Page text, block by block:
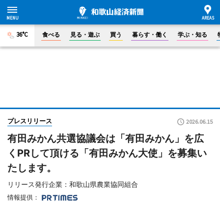
36°C 食べる 見る・遊ぶ 買う 暮らす・働く 学ぶ・知る
プレスリリース 2026.06.15
有田みかん共選協議会は「有田みかん」を広
くPRして頂ける「有田みかん大使」を募集い
たします。
リリース発行企業：和歌山県農業協同組合
情報提供：